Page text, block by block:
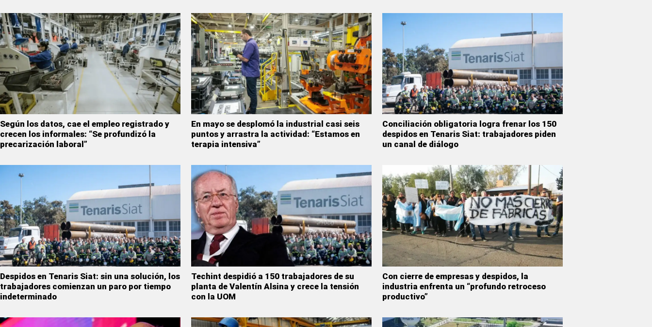
Según los datos, cae el empleo registrado y
crecen los informales: “Se profundizó la
precarización laboral”
En mayo se desplomó la industrial casi seis
puntos y arrastra la actividad: “Estamos en
terapia intensiva”
Conciliación obligatoria logra frenar los 150
despidos en Tenaris Siat: trabajadores piden
un canal de diálogo
Despidos en Tenaris Siat: sin una solución, los
trabajadores comienzan un paro por tiempo
indeterminado
Techint despidió a 150 trabajadores de su
planta de Valentín Alsina y crece la tensión
con la UOM
Con cierre de empresas y despidos, la
industria enfrenta un “profundo retroceso
productivo”